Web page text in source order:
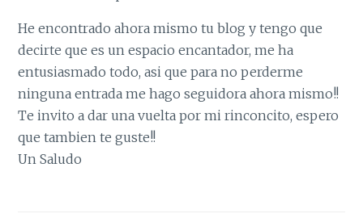
He encontrado ahora mismo tu blog y tengo que
decirte que es un espacio encantador, me ha
entusiasmado todo, asi que para no perderme
ninguna entrada me hago seguidora ahora mismo!!
Te invito a dar una vuelta por mi rinconcito, espero
que tambien te guste!!
Un Saludo